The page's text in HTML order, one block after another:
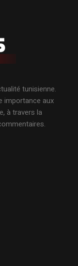
tunisienne.
importance aux
à travers la